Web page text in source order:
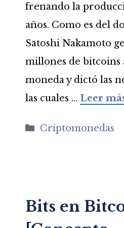
frenando la
años. Como es del
Satoshi Nakamoto
millones de bitcoins
moneda y dictó las
las cuales … Leer
Categorías
Criptomonedas
Bits en